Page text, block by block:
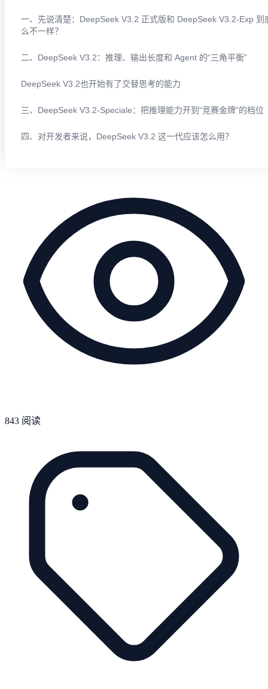
一、先说清楚：DeepSeek V3.2 正式版和 DeepSeek V3.2-Exp 到
么不一样？
二、DeepSeek V3.2：推理、输出长度和 Agent 的“三角平衡”
DeepSeek V3.2也开始有了交替思考的能力
三、DeepSeek V3.2-Speciale：把推理能力开到“竞赛金牌”的档位
四、对开发者来说，DeepSeek V3.2 这一代应该怎么用？
843 阅读